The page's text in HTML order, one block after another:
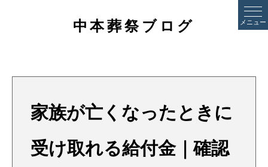
メニュー
中本葬祭ブログ
家族が亡くなったときに
受け取れる給付金｜確認